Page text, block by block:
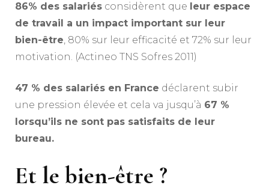
86% des salariés considèrent que leur espace
de travail a un impact important sur leur
bien-être, 80% sur leur efficacité et 72% sur leur
motivation. (Actineo TNS Sofres 2011)
47 % des salariés en France déclarent subir
une pression élevée et cela va jusqu’à 67 %
lorsqu’ils ne sont pas satisfaits de leur
bureau.
Et le bien-être ?